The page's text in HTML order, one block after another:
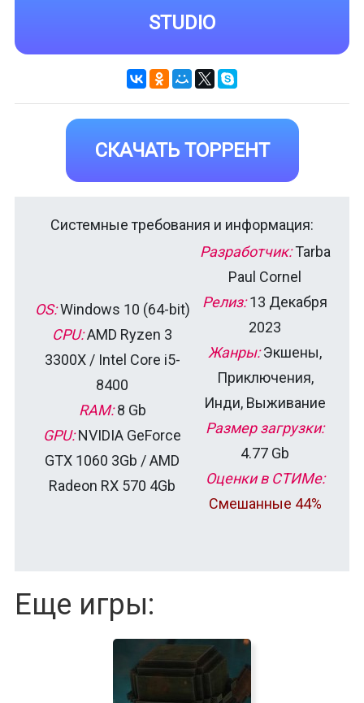
STUDIO
СКАЧАТЬ ТОРРЕНТ
Системные требования и информация:
OS:Windows 10 (64-bit)
CPU:AMD Ryzen 3
3300X / Intel Core i5-
8400
RAM:8 Gb
GPU:NVIDIA GeForce
GTX 1060 3Gb / AMD
Radeon RX 570 4Gb
Разработчик:Tarba
Paul Cornel
Релиз:13 Декабря
2023
Жанры:Экшены,
Приключения,
Инди, Выживание
Размер загрузки:
4.77 Gb
Оценки в СТИМе:
Смешанные 44%
Еще игры: